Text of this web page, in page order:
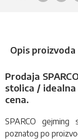
Opis proizvoda
Prodaja
stolica /
cena.
SPARCO gejming
poznatog po